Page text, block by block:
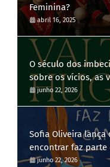
Feminina?
abril 16, 2025
O século dos
sobre os vícios, as
contradições
junho 22, 2026
Sofia Oliveira
encontrar faz parte
junho 22, 2026